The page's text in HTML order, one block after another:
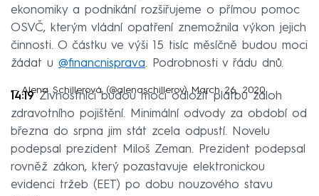
ekonomiky a podnikání rozšiřujeme o přímou pomoc
OSVČ, kterým vládní opatření znemožnila výkon jejich
činnosti. O částku ve výši 15 tisíc měsíčně budou moci
žádat u @financnisprava. Podrobnosti v řádu dnů.
— Alena Schillerová (@alenaschillerov) March 26, 2020
14:19Živnostníci budou moci odložit platbu záloh
zdravotního pojištění. Minimální odvody za období od
března do srpna jim stát zcela odpustí. Novelu
podepsal prezident Miloš Zeman. Prezident podepsal
rovněž zákon, který pozastavuje elektronickou
evidenci tržeb (EET) po dobu nouzového stavu